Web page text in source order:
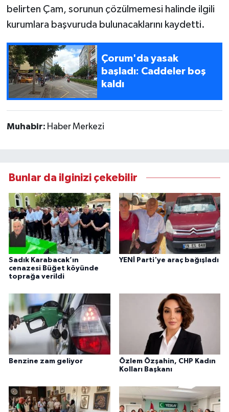
belirten Çam, sorunun çözülmemesi halinde ilgili
kurumlara başvuruda bulunacaklarını kaydetti.
Çorum'da yasak
başladı: Caddeler boş
kaldı
Muhabir: Haber Merkezi
Bunlar da ilginizi çekebilir
Sadık Karabacak’ın
cenazesi Büğet köyünde
toprağa verildi
YENİ Parti'ye araç bağışladı
Benzine zam geliyor
Özlem Özşahin, CHP Kadın
Kolları Başkanı